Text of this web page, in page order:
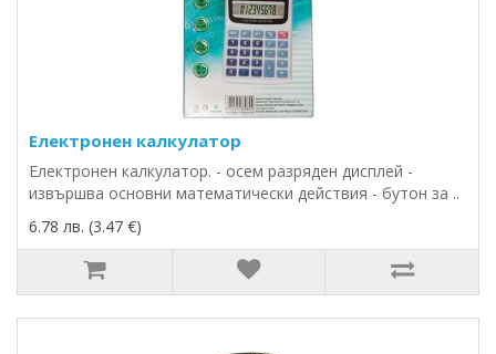
Електронен калкулатор
Електронен калкулатор. - осем разряден дисплей -
извършва основни математически действия - бутон за ..
6.78 лв. (3.47 €)